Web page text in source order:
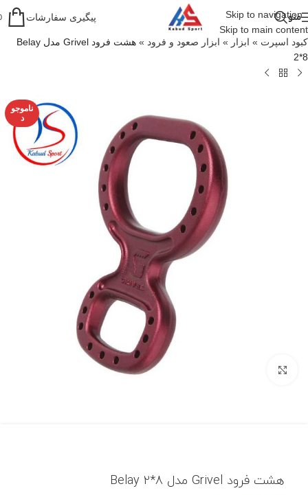
Skip to navigation
Skip to main content
منو پیگیری سفارشات
کبود اسپرت » ابزار » ابزار صعود و فرود »
هشت فرود Grivel مدل Belay
2*8
ناموجو
د
هشت فرود Grivel مدل Belay 2*8